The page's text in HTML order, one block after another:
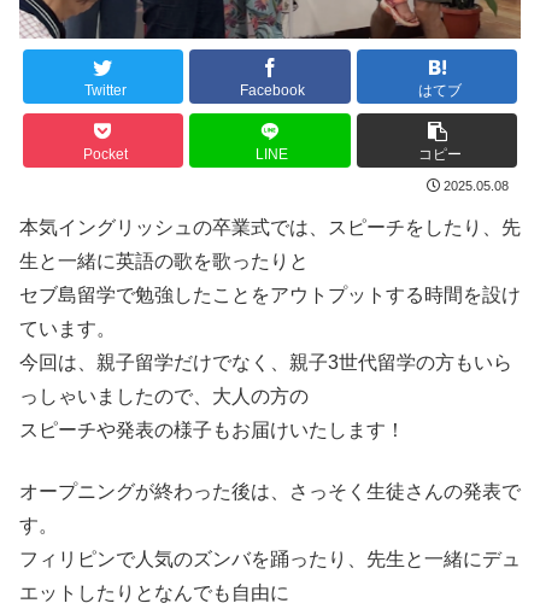
Twitter Facebook はてブ
Pocket LINE コピー
2025.05.08
本気イングリッシュの卒業式では、スピーチをしたり、先
生と一緒に英語の歌を歌ったりと
セブ島留学で勉強したことをアウトプットする時間を設け
ています。
今回は、親子留学だけでなく、親子3世代留学の方もいら
っしゃいましたので、大人の方の
スピーチや発表の様子もお届けいたします！
オープニングが終わった後は、さっそく生徒さんの発表で
す。
フィリピンで人気のズンバを踊ったり、先生と一緒にデュ
エットしたりとなんでも自由に